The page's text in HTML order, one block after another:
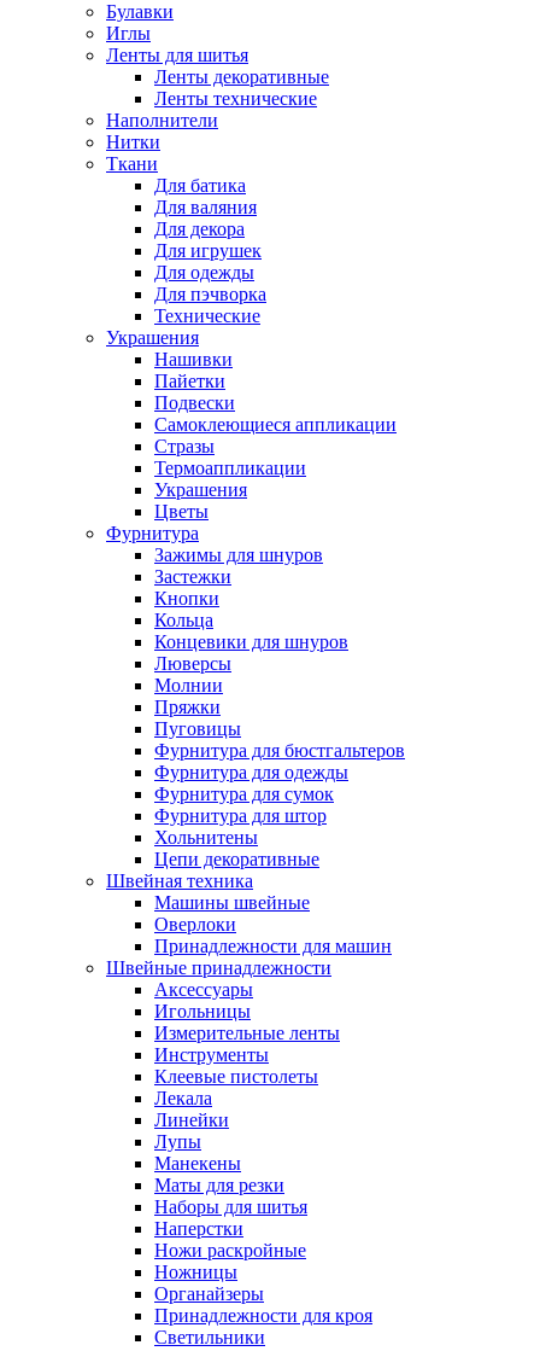
Булавки
Иглы
Ленты для шитья
Ленты декоративные
Ленты технические
Наполнители
Нитки
Ткани
Для батика
Для валяния
Для декора
Для игрушек
Для одежды
Для пэчворка
Технические
Украшения
Нашивки
Пайетки
Подвески
Самоклеющиеся аппликации
Стразы
Термоаппликации
Украшения
Цветы
Фурнитура
Зажимы для шнуров
Застежки
Кнопки
Кольца
Концевики для шнуров
Люверсы
Молнии
Пряжки
Пуговицы
Фурнитура для бюстгальтеров
Фурнитура для одежды
Фурнитура для сумок
Фурнитура для штор
Хольнитены
Цепи декоративные
Швейная техника
Машины швейные
Оверлоки
Принадлежности для машин
Швейные принадлежности
Аксессуары
Игольницы
Измерительные ленты
Инструменты
Клеевые пистолеты
Лекала
Линейки
Лупы
Манекены
Маты для резки
Наборы для шитья
Наперстки
Ножи раскройные
Ножницы
Органайзеры
Принадлежности для кроя
Светильники